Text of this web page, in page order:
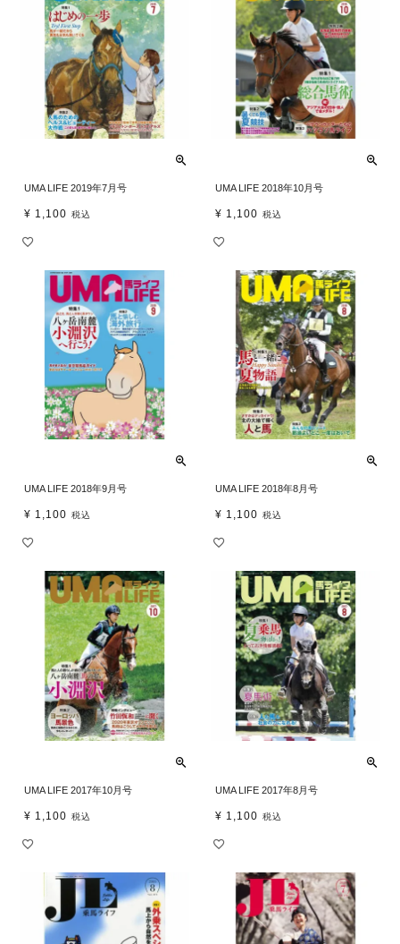
UMA LIFE 2019年7月号
¥ 1,100 税込
UMA LIFE 2018年10月号
¥ 1,100 税込
UMA LIFE 2018年9月号
¥ 1,100 税込
UMA LIFE 2018年8月号
¥ 1,100 税込
UMA LIFE 2017年10月号
¥ 1,100 税込
UMA LIFE 2017年8月号
¥ 1,100 税込